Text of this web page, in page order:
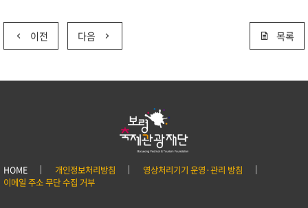
이전 다음 목록
HOME 개인정보처리방침
영상처리기기 운영·관리 방침
이메일 주소 무단 수집 거부